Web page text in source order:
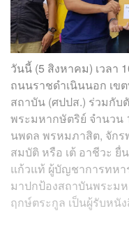
วันนี้ (5 สิงหาคม) เวลา
ถนนราชดำเนินนอก เข
สถาบัน (ศปปส.) ร่วมกั
พระมหากษัตริย์ จำนวน
นพดล พรหมภาสิต, จักร
สมบัติ หรือ เต้ อาชีวะ
แก้วแท้ ผู้บัญชาการทหา
มาปกป้องสถาบันพระม
ฤกษ์ตระกูล เป็นผู้รับหนั